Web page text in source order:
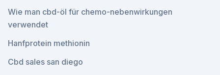
Wie man cbd-öl für chemo-nebenwirkungen
verwendet
Hanfprotein methionin
Cbd sales san diego